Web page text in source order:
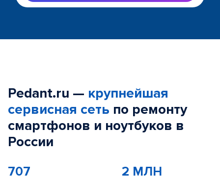
Pedant.ru — крупнейшая
сервисная сеть по ремонту
смартфонов и ноутбуков в
России
707 2 МЛН